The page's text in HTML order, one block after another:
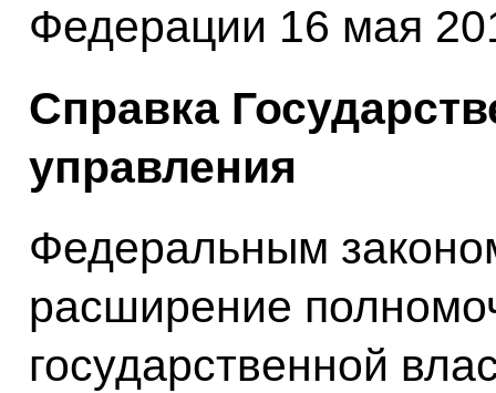
Федерации 16 мая
Справка
управления
Федеральным
расширение
государственной